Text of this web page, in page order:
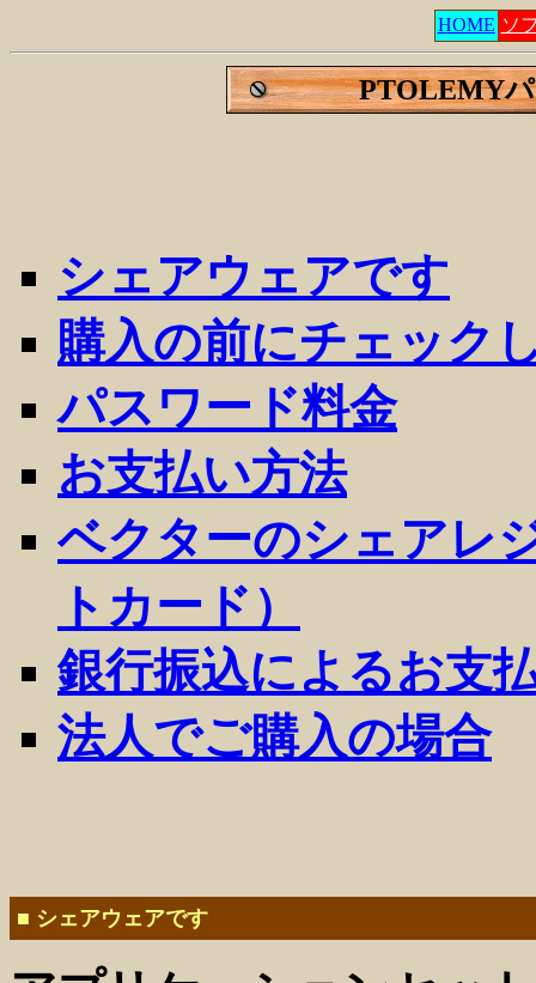
HOME ソ
PTOLEMY
シェアウェアです
購入の前にチェック
パスワード料金
お支払い方法
ベクターのシェアレ
トカード）
銀行振込によるお支
法人でご購入の場合
■ シェアウェアです